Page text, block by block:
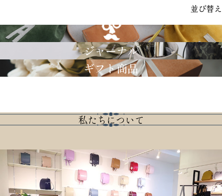
並び替え
GRIMM LAB
ジャーナル
ギフト商品
私たちについて